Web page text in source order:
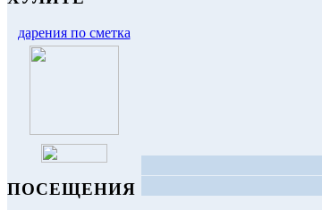
дарения по сметка
ПОСЕЩЕНИЯ